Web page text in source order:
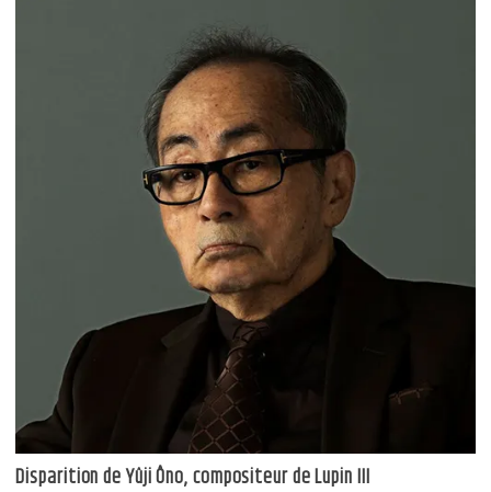
Disparition de Yûji Ôno, compositeur de Lupin III